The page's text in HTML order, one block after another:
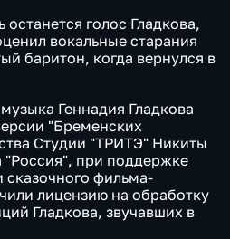
голос Гладкова,
вокальные старания
баритон, когда вернулся в
Геннадия Гладкова
"Бременских
Студии "ТРИТЭ" Никиты
"Россия", при поддержке
фильма-
лицензию на обработку
Гладкова, звучавших в